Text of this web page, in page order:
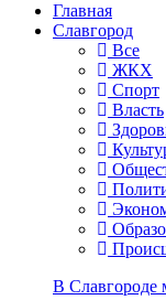
Главная
Славгород
Все
ЖКХ
Спорт
Власть
В Славгороде